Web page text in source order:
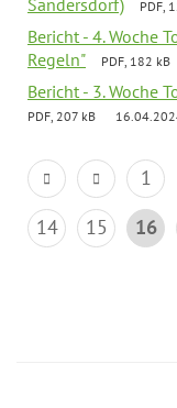
Sandersdorf)
PDF,
Bericht - 4. Woche
Regeln"
PDF, 182 kB
Bericht - 3. Woche
PDF, 207 kB
1
14
15 16